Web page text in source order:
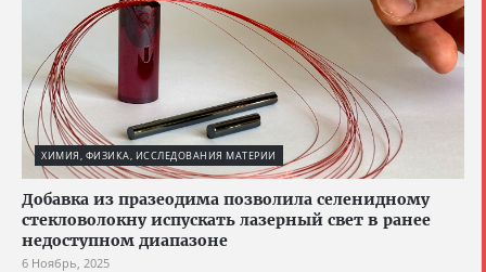
ХИМИЯ, ФИЗИКА, ИССЛЕДОВАНИЯ МАТЕРИИ
Добавка из празеодима позволила селенидному
стекловолокну испускать лазерный свет в ранее
недоступном диапазоне
6 Ноябрь, 2025